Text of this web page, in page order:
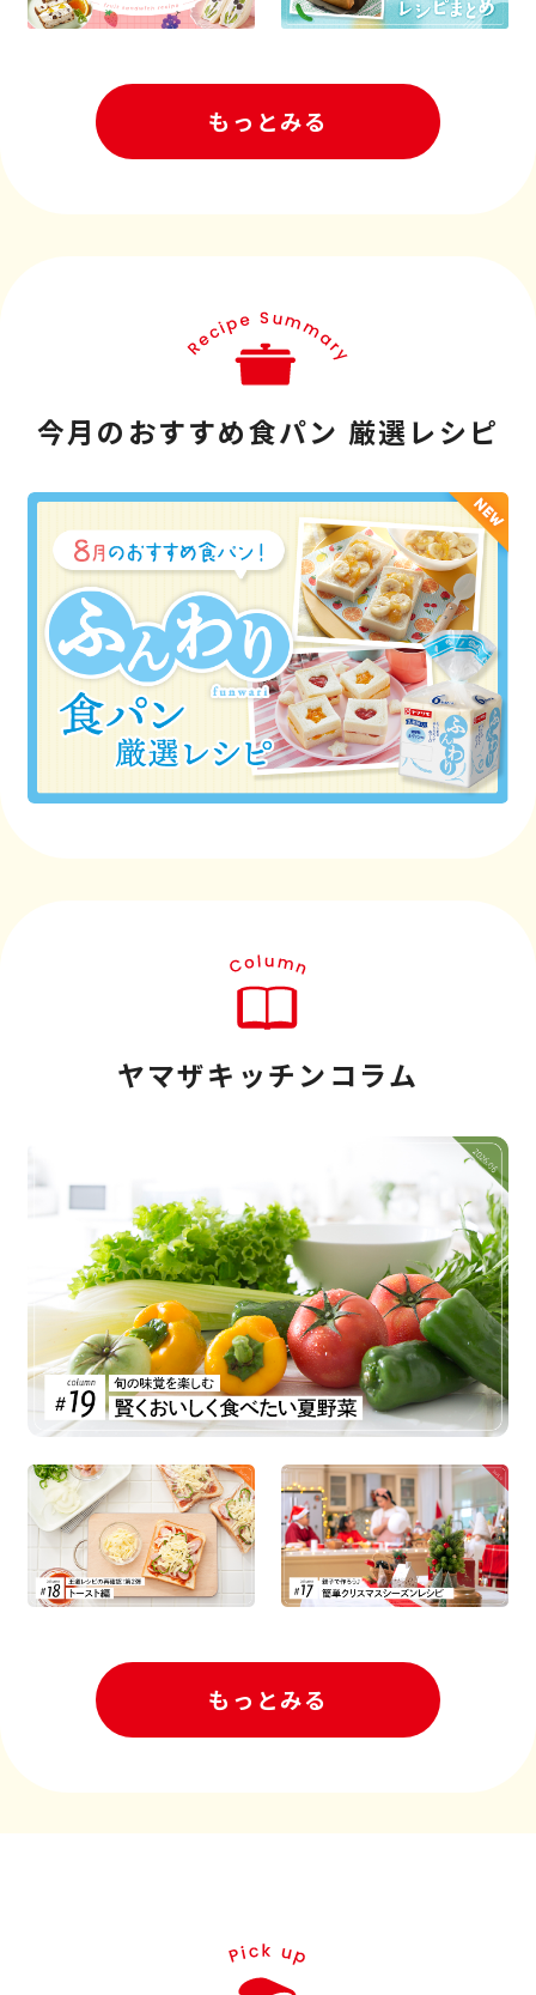
もっとみる
今月のおすすめ食パン 厳選レシピ
ヤマザキッチンコラム
もっとみる